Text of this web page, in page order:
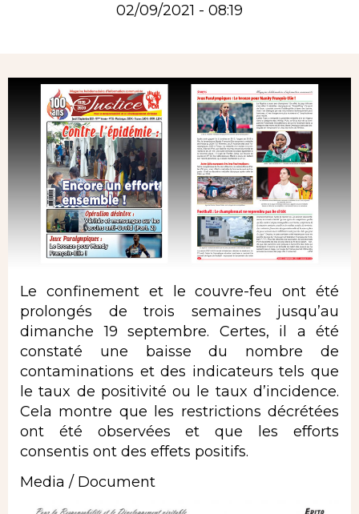
02/09/2021 - 08:19
Le confinement et le couvre-feu ont été
prolongés de trois semaines jusquʼau
dimanche 19 septembre. Certes, il a été
constaté une baisse du nombre de
contaminations et des indicateurs tels que
le taux de positivité ou le taux dʼincidence.
Cela montre que les restrictions décrétées
ont été observées et que les efforts
consentis ont des effets positifs.
Media / Document